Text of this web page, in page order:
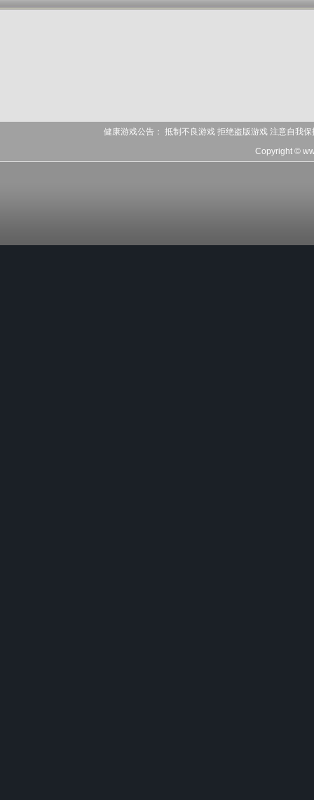
健康游戏公告： 抵制不良游戏 拒绝盗版游戏 注意自我
Copyright ©